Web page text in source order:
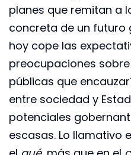
planes que remitan a
concreta de un futuro
hoy cope las
preocupaciones
públicas que
entre sociedad y
potenciales
escasas. Lo llamativo